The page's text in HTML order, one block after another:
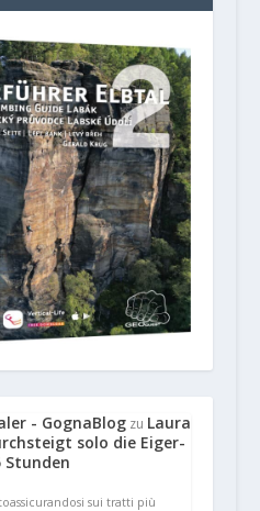
- GognaBlogzu Laura
solo die Eiger-
Stunden
sui tratti più